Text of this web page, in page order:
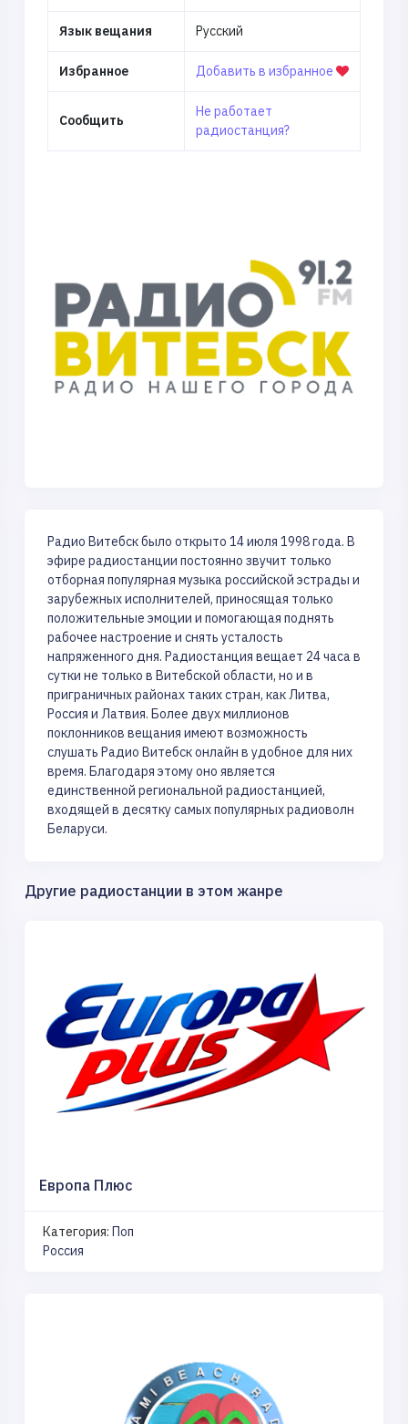
Язык вещания Русский
Избранное Добавить в избранное
Сообщить
Не работает
радиостанция?
Радио Витебск было открыто 14 июля 1998 года. В
эфире радиостанции постоянно звучит только
отборная популярная музыка российской эстрады и
зарубежных исполнителей, приносящая только
положительные эмоции и помогающая поднять
рабочее настроение и снять усталость
напряженного дня. Радиостанция вещает 24 часа в
сутки не только в Витебской области, но и в
приграничных районах таких стран, как Литва,
Россия и Латвия. Более двух миллионов
поклонников вещания имеют возможность
слушать Радио Витебск онлайн в удобное для них
время. Благодаря этому оно является
единственной региональной радиостанцией,
входящей в десятку самых популярных радиоволн
Беларуси.
Другие радиостанции в этом жанре
Европа Плюс
Категория: Поп
Россия